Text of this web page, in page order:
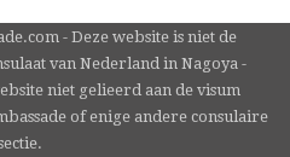
- Deze website is niet de
van Nederland in Nagoya -
niet gelieerd aan de visum
of enige andere consulaire